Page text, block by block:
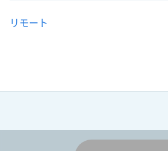
リモート